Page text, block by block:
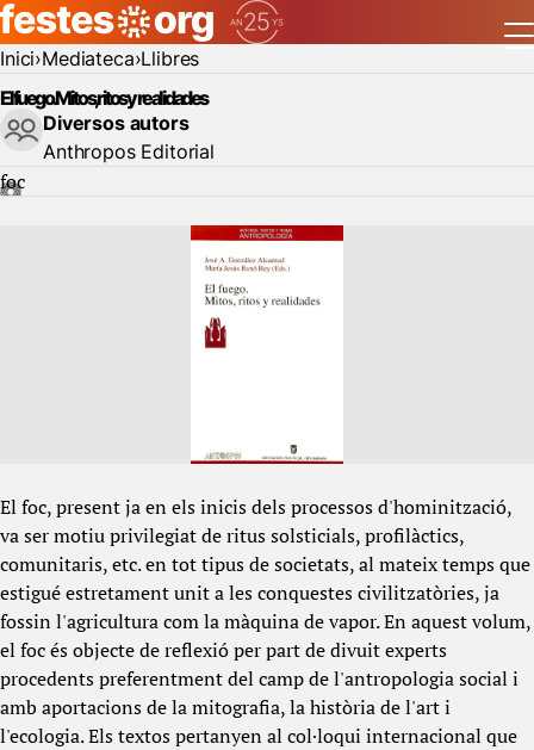
Inici Mediateca Llibres
El fuego. Mitos, ritos y realidades
Diversos autors
Anthropos Editorial
foc
El foc, present ja en els inicis dels processos d'hominització,
va ser motiu privilegiat de ritus solsticials, profilàctics,
comunitaris, etc. en tot tipus de societats, al mateix temps que
estigué estretament unit a les conquestes civilitzatòries, ja
fossin l'agricultura com la màquina de vapor. En aquest volum,
el foc és objecte de reflexió per part de divuit experts
procedents preferentment del camp de l'antropologia social i
amb aportacions de la mitografia, la història de l'art i
l'ecologia. Els textos pertanyen al col·loqui internacional que